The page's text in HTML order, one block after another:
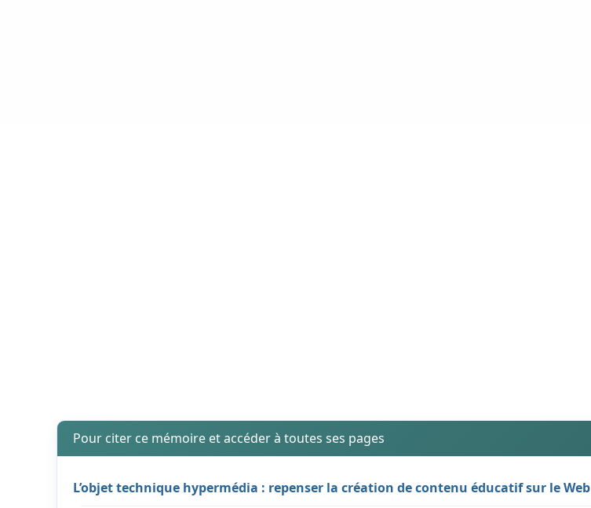
Pour citer ce mémoire et accéder à toutes ses pages
L’objet technique hypermédia : repenser la création de contenu éducatif sur le Web